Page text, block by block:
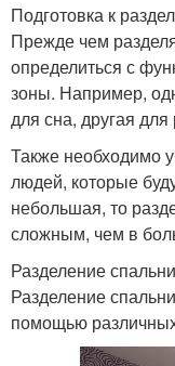
Подготовка к
Прежде чем
определиться с
зоны. Например,
для сна, другая
Также необходимо
людей, которые
небольшая, то
сложным, чем в
Разделение
Разделение
помощью